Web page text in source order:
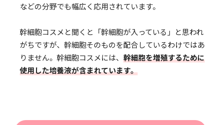
などの分野でも幅広く応用されています。
幹細胞コスメと聞くと「幹細胞が入っている」と思われ
がちですが、幹細胞そのものを配合しているわけではあ
りません。幹細胞コスメには、 幹細胞を増殖するために
使用した培養液が含まれています。